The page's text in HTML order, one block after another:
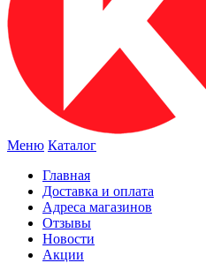
Меню Каталог
Главная
Доставка и оплата
Адреса магазинов
Отзывы
Новости
Акции